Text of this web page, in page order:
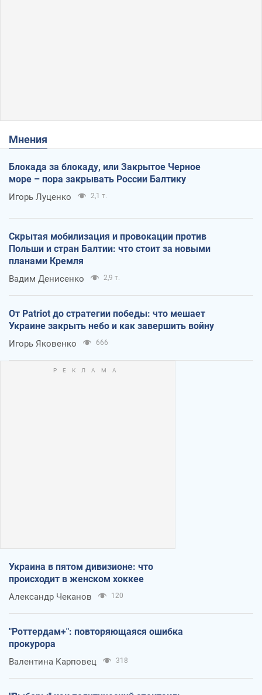
Мнения
Блокада за блокаду, или Закрытое Черное
море – пора закрывать России Балтику
Игорь Луценко 2,1 т.
Скрытая мобилизация и провокации против
Польши и стран Балтии: что стоит за новыми
планами Кремля
Вадим Денисенко 2,9 т.
От Patriot до стратегии победы: что мешает
Украине закрыть небо и как завершить войну
Игорь Яковенко 666
Украина в пятом дивизионе: что
происходит в женском хоккее
Александр Чеканов 120
"Роттердам+": повторяющаяся ошибка
прокурора
Валентина Карповец 318